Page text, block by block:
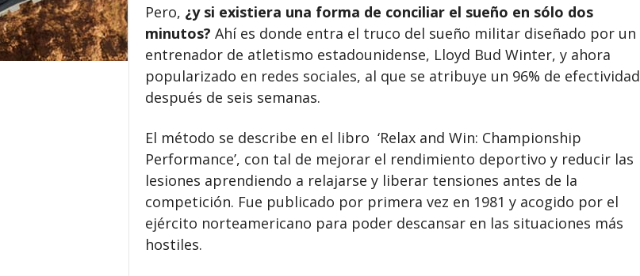
Pero, ¿y si existiera una forma de conciliar el sueño en sólo dos
minutos? Ahí es donde entra el truco del sueño militar diseñado por un
entrenador de atletismo estadounidense, Lloyd Bud Winter, y ahora
popularizado en redes sociales, al que se atribuye un 96% de efectividad
después de seis semanas.
El método se describe en el libro ‘Relax and Win: Championship
Performance’, con tal de mejorar el rendimiento deportivo y reducir las
lesiones aprendiendo a relajarse y liberar tensiones antes de la
competición. Fue publicado por primera vez en 1981 y acogido por el
ejército norteamericano para poder descansar en las situaciones más
hostiles.